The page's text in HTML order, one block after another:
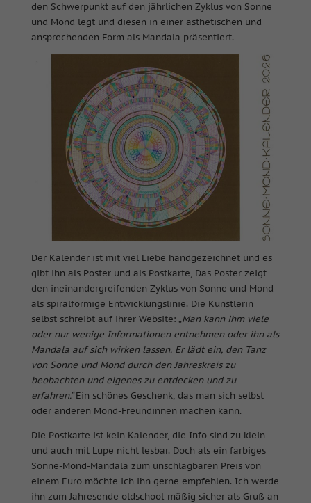
den Schwerpunkt auf den jährlichen Zyklus von Sonne
und Mond legt und diesen in einer ästhetischen und
ansprechenden Form als Mandala präsentiert.
Der Kalender ist mit viel Liebe handgezeichnet und es
gibt ihn als Poster und als Postkarte, Das Poster zeigt
den ineinandergreifenden Zyklus von Sonne und Mond
als spiralförmige Entwicklungslinie. Die Künstlerin
selbst schreibt auf ihrer Website: „Man kann ihm viele
oder nur wenige Informationen entnehmen oder ihn als
Mandala auf sich wirken lassen. Er lädt ein, den Tanz
von Sonne und Mond durch den Jahreskreis zu
beobachten und eigenes zu entdecken und zu
erfahren.“Ein schönes Geschenk, das man sich selbst
oder anderen Mond-Freundinnen machen kann.
Die Postkarte ist kein Kalender, die Info sind zu klein
und auch mit Lupe nicht lesbar. Doch als ein farbiges
Sonne-Mond-Mandala zum unschlagbaren Preis von
einem Euro möchte ich ihn gerne empfehlen. Ich werde
ihn zum Jahresende oldschool-mäßig sicher als Gruß an